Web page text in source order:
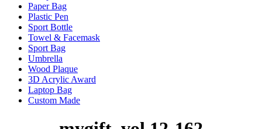
Paper Bag
Plastic Pen
Sport Bottle
Towel & Facemask
Sport Bag
Umbrella
Wood Plaque
3D Acrylic Award
Laptop Bag
Custom Made